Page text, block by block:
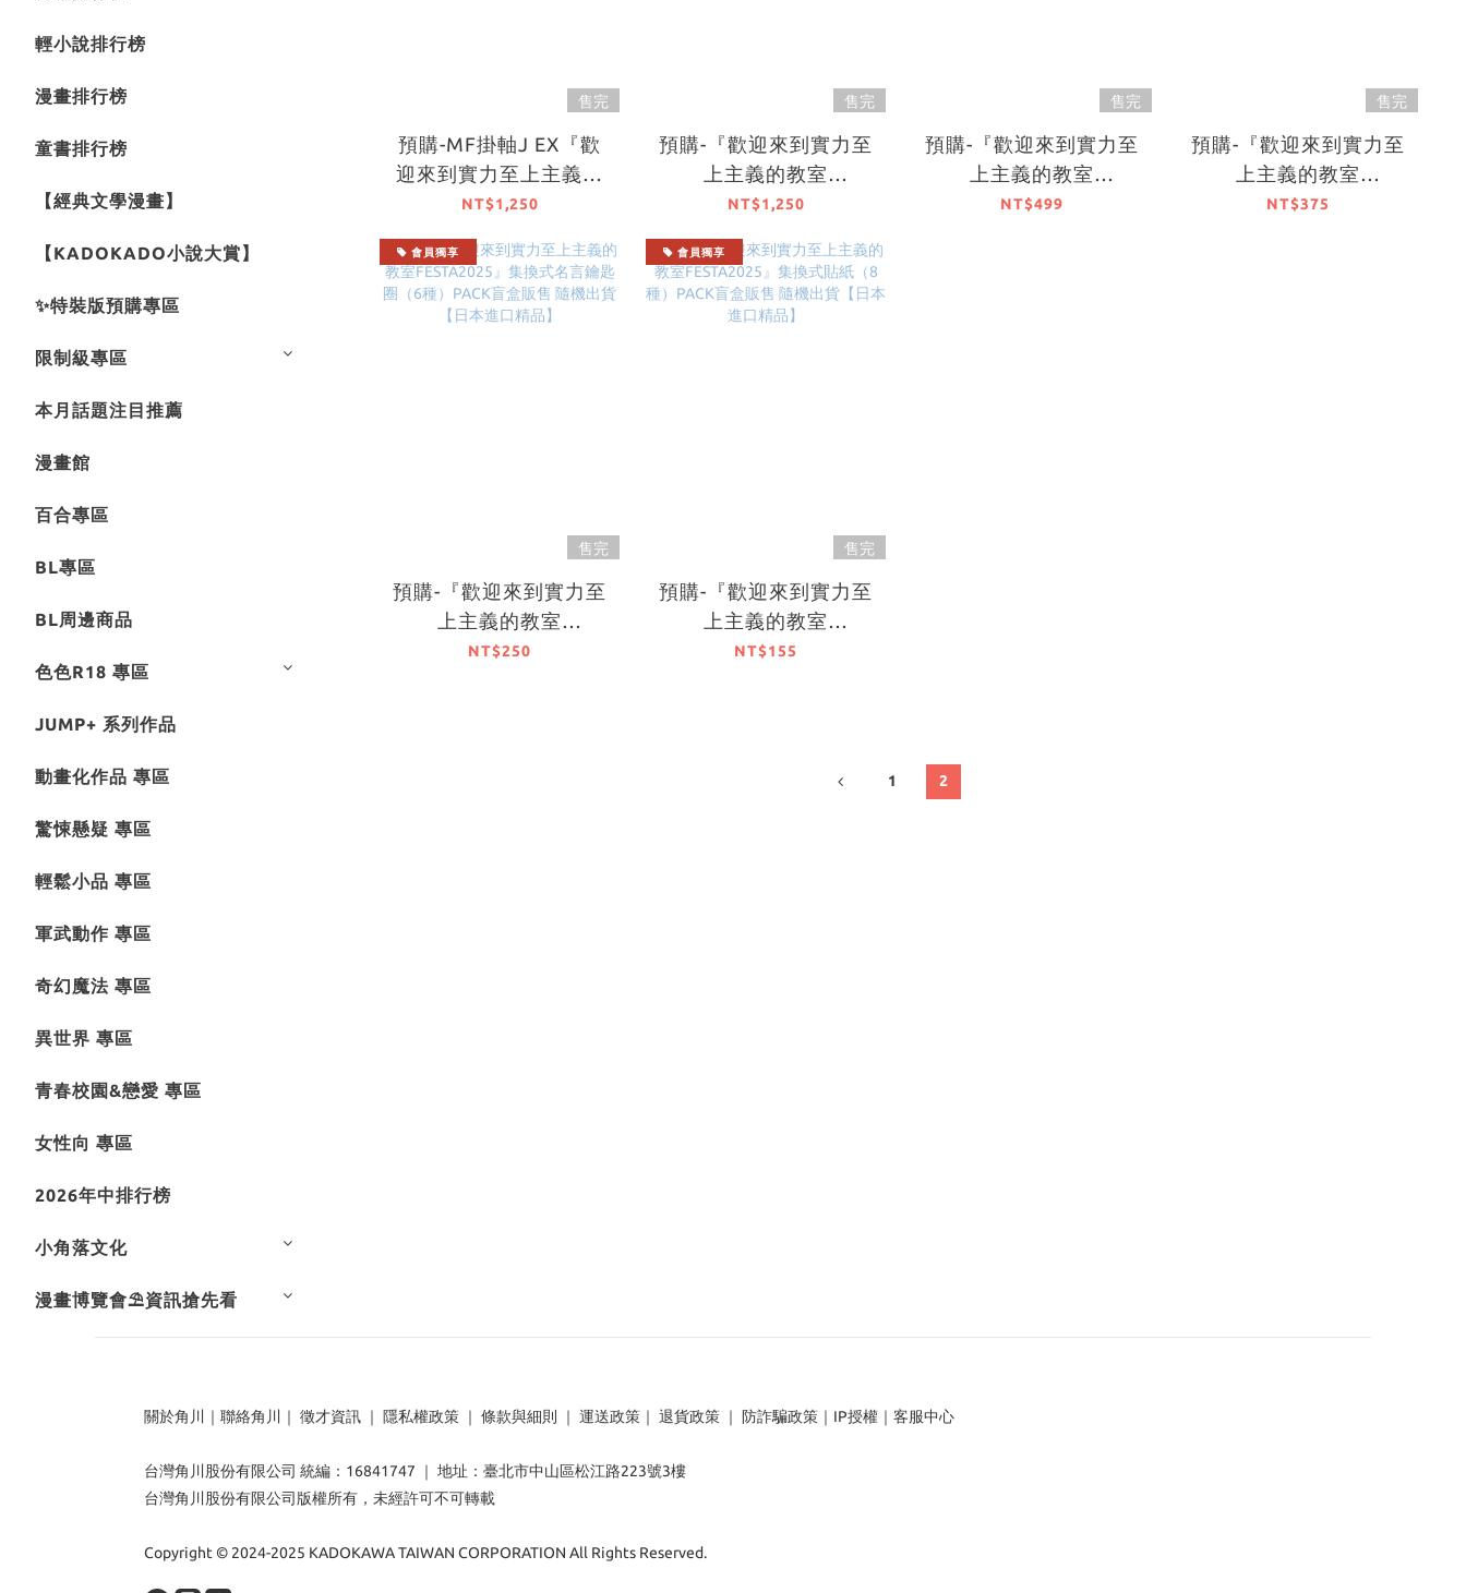
輕小說排行榜
漫畫排行榜
童書排行榜
【經典文學漫畫】
【KADOKADO小說大賞】
✨特裝版預購專區
限制級專區
本月話題注目推薦
漫畫館
百合專區
BL專區
BL周邊商品
色色R18 專區
JUMP+ 系列作品
動畫化作品 專區
驚悚懸疑 專區
輕鬆小品 專區
軍武動作 專區
奇幻魔法 專區
異世界 專區
青春校園&戀愛 專區
女性向 專區
2026年中排行榜
小角落文化
漫畫博覽會⛱️資訊搶先看
售完
預購-MF掛軸J EX『歡
迎來到實力至上主義的
教室FESTA2025』加厚
本進口精品】
NT$1,250
售完
預購-『歡迎來到實力至
上主義的教室
FESTA2025』全景壓克
品】
NT$1,250
售完
預購-『歡迎來到實力至
上主義的教室
FESTA2025』A4 File夾
NT$499
售完
預購-『歡迎來到實力至
上主義的教室
FESTA2025』紀念胸章
NT$375
會員獨享
售完
預購-『歡迎來到實力至
上主義的教室
FESTA2025』集換式名
NT$250
會員獨享
售完
預購-『歡迎來到實力至
上主義的教室
FESTA2025』集換式貼
NT$155
1 2
關於角川 ｜ 聯絡角川 ｜ 徵才資訊 ｜ 隱私權政策 ｜ 條款與細則 ｜ 運送政策 ｜ 退貨政策 ｜ 防詐騙政策 ｜ IP授權 ｜ 客服中心
台灣角川股份有限公司 統編：16841747 ｜ 地址：臺北市中山區松江路223號3樓
台灣角川股份有限公司版權所有，未經許可不可轉載
Copyright © 2024-2025 KADOKAWA TAIWAN CORPORATION All Rights Reserved.